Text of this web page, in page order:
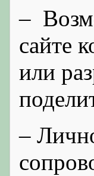
–
сайте
или
–